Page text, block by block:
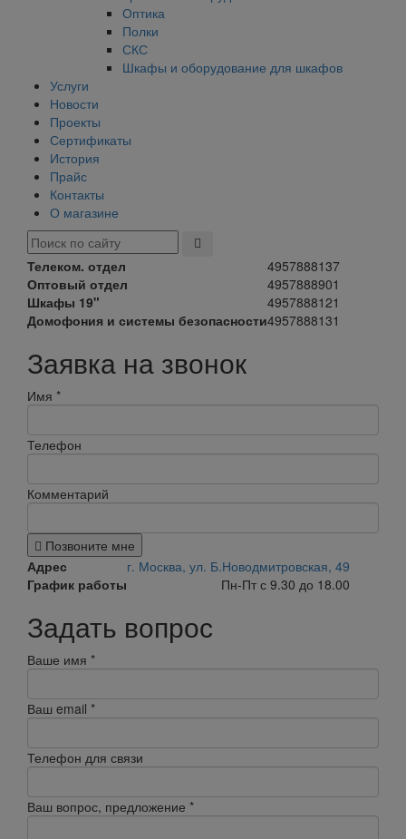
Оптика
Полки
СКС
Шкафы и оборудование для шкафов
Услуги
Новости
Проекты
Сертификаты
История
Прайс
Контакты
О магазине
Телеком. отдел
4957888137
Оптовый отдел
4957888901
Шкафы 19"
4957888121
Домофония и системы безопасности4957888131
Заявка на звонок
Имя *
Телефон
Комментарий
Позвоните мне
Адрес
г. Москва, ул. Б.Новодмитровская, 49
График работы
Пн-Пт с 9.30 до 18.00
Задать вопрос
Ваше имя *
Ваш email *
Телефон для связи
Ваш вопрос, предложение *